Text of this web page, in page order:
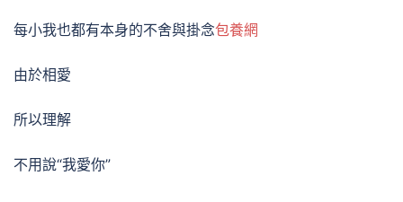
每小我也都有本身的不舍與掛念包養網
由於相愛
所以理解
不用說“我愛你”